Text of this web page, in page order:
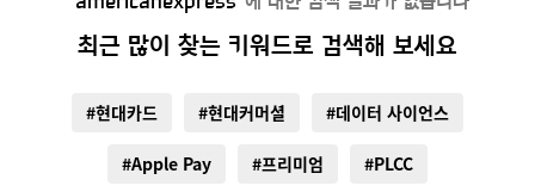
최근 많이 찾는 키워드로 검색해 보세요
#현대카드 #현대커머셜 #데이터 사이언스
#Apple Pay #프리미엄 #PLCC